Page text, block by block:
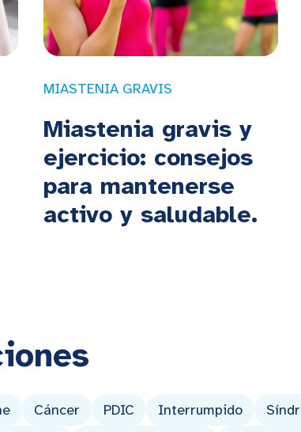
MIASTENIA GRAVIS
Miastenia gravis y
ejercicio: consejos
para mantenerse
activo y saludable.
Cáncer PDIC Interrumpido